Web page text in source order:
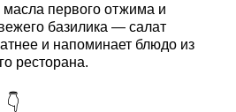
первого отжима и
базилика — салат
и напоминает блюдо из
ресторана.